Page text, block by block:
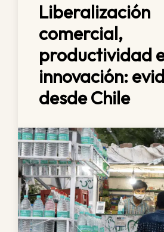
Liberalización
comercial,
productividad
innovación:
desde Chile